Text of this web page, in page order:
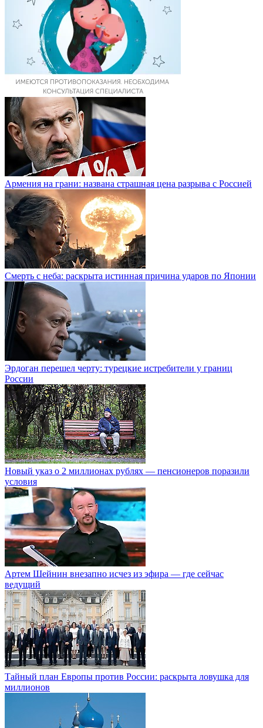
Армения на грани: названа страшная цена разрыва с Россией
Смерть с неба: раскрыта истинная причина ударов по Японии
Эрдоган перешел черту: турецкие истребители у границ
России
Новый указ о 2 миллионах рублях — пенсионеров поразили
условия
Артем Шейнин внезапно исчез из эфира — где сейчас
ведущий
Тайный план Европы против России: раскрыта ловушка для
миллионов